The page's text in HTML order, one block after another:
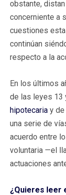
obstante,
concerniente a
cuestiones
continúan
respecto a la
En los últimos
de las leyes 13
hipotecaria y de
una serie de
acuerdo entre
voluntaria —el
actuaciones
¿Quieres leer